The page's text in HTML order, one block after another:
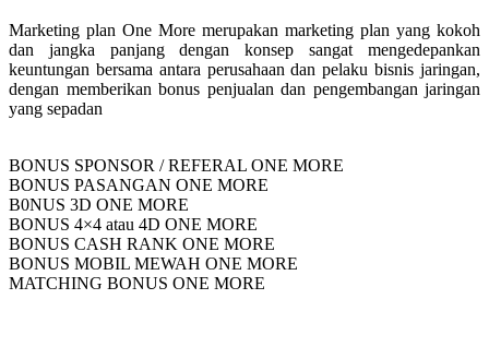
Marketing plan One More merupakan marketing plan yang kokoh
dan jangka panjang dengan konsep sangat mengedepankan
keuntungan bersama antara perusahaan dan pelaku bisnis jaringan,
dengan memberikan bonus penjualan dan pengembangan jaringan
yang sepadan
BONUS SPONSOR / REFERAL ONE MORE
BONUS PASANGAN ONE MORE
B0NUS 3D ONE MORE
BONUS 4×4 atau 4D ONE MORE
BONUS CASH RANK ONE MORE
BONUS MOBIL MEWAH ONE MORE
MATCHING BONUS ONE MORE